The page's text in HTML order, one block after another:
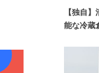
【独自
能な冷蔵